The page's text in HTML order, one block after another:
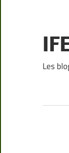
content
Les